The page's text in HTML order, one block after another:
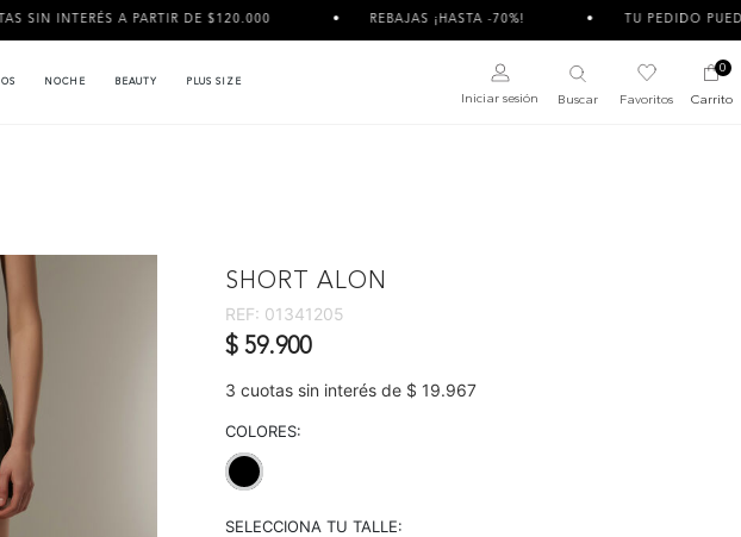
DE $120.000 REBAJAS ¡HASTA -70%! TU PEDIDO PUEDE LLEGAR DIVIDIDO Y
NOCHE BEAUTY PLUS SIZE
Iniciar sesión Buscar Favoritos
0
Carrito
SHORT ALON
REF: 01341205
$ 59.900
3 cuotas sin interés de $ 19.967
COLORES:
SELECCIONA TU TALLE: